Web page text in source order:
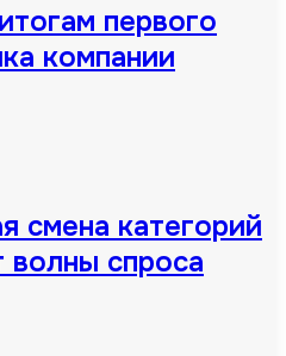
первого
компании
смена категорий
волны спроса